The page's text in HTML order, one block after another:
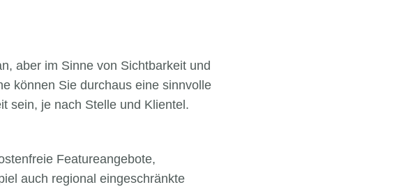
aber im Sinne von Sichtbarkeit und
können Sie durchaus eine sinnvolle
sein, je nach Stelle und Klientel.
Featureangebote,
auch regional eingeschränkte